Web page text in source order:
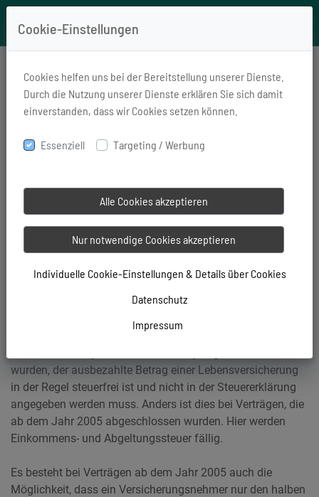
Lebensversicherung
Steuererklärung
eintragen?
Versteuerung bei der Auszahlung einer Lebensversicherung
Bestimmte Kriterien innerhalb des Vertrages einer
Lebensversicherung bestimmen, ob eine private
Kapitallebensversicherung versteuert werden muss.
Grundsätzlich lässt sich sagen, dass bei Verträgen, die vor
wurden, der ausbezahlte Betrag einer Lebensversicherung
in der Regel steuerfrei ist und nicht in der Steuererklärung
angegeben werden muss. Anders ist dies bei Verträgen, die
ab dem Jahr 2005 abgeschlossen wurden. Hier werden
Einkommens- und Abgeltungssteuer fällig.
Es besteht bei Verträgen ab dem Jahr 2005 auch die
Möglichkeit, dass ein Versicherungsnehmer nur den halben
Cookie-Einstellungen
Cookies helfen uns bei der Bereitstellung unserer Dienste.
Durch die Nutzung unserer Dienste erklären Sie sich damit
einverstanden, dass wir Cookies setzen können.
Essenziell Targeting / Werbung
Alle Cookies akzeptieren
Nur notwendige Cookies akzeptieren
Individuelle Cookie-Einstellungen & Details über Cookies
Datenschutz
Impressum